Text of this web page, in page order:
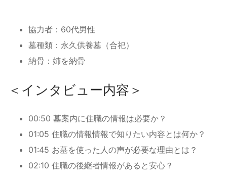
協力者：60代男性
墓種類：永久供養墓（合祀）
納骨：姉を納骨
＜インタビュー内容＞
00:50 墓案内に住職の情報は必要か？
01:05 住職の情報情報で知りたい内容とは何か？
01:45 お墓を使った人の声が必要な理由とは？
02:10 住職の後継者情報があると安心？